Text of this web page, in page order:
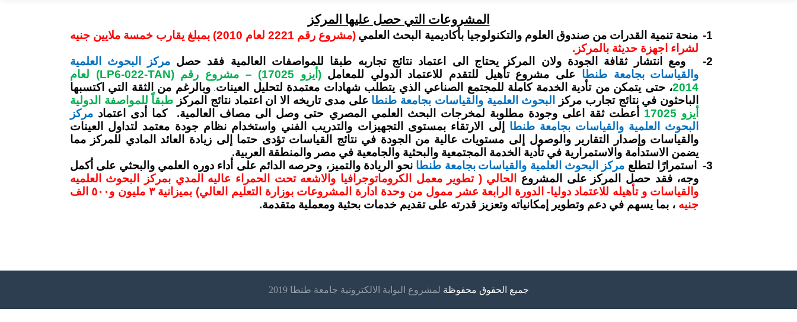
المشروعات التي حصل عليها المركز
1- منحة تنمية القدرات من صندوق العلوم والتكنولوجيا بأكاديمية البحث العلمي
(مشروع رقم 2221 لعام 2010) بمبلغ يقارب خمسة ملايين جنيه
لشراء اجهزة حديثة بالمركز.
2-
ومع انتشار ثقافة الجودة ولان المركز يحتاج الى اعتماد نتائج تجاربه طبقا للمواصفات العالمية فقد حصل مركز البحوث العلمية
والقياسات بجامعة طنطا على مشروع تأهيل للتقدم للاعتماد الدولي للمعامل (أيزو 17025) – مشروع رقم (LP6-022-TAN) لعام
2014، حتى يتمكن من تأدية الخدمة كاملة للمجتمع الصناعي الذي يتطلب شهادات معتمدة لتحليل العينات.وبالرغم من الثقة التي اكتسبها
الباحثون في نتائج تجارب مركز
البحوث العلمية والقياسات بجامعة طنطا على مدى تاريخه الا ان اعتماد نتائج المركز طبقاً للمواصفة الدولية
أيزو 17025
أعطت ثقة اعلى وجودة مطلوبة لمخرجات البحث العلمي المصري حتى وصل الى مصاف العالمية. كما أدى اعتمادمركز
البحوث العلمية والقياسات بجامعة طنطا إلى الارتقاء بمستوى التجهيزات والتدريب الفني واستخدام نظام جودة معتمد لتداول العينات
والقياسات وإصدار التقارير والوصول إلى مستويات عالية من الجودة في نتائج القياسات تؤدى حتما إلى زيادة العائد المادي للمركز مما
يضمن الاستدامة والاستمرارية في تأدية الخدمة المجتمعية والبحثية والجامعية في مصر والمنطقة العربية.
3-
استمرارًا لتطلع مركز البحوث العلمية والقياسات بجامعة طنطا نحو الريادة والتميز، وحرصه الدائم على أداء دوره العلمي والبحثي على أكمل
وجه، فقد حصل المركز على المشروع
الحالي ( تطوير معمل الكروماتوجرافيا والاشعه تحت الحمراء عاليه المدي بمركز البحوث العلميه
والقياسات و تأهيله للاعتماد دوليا-
الدورة الرابعة عشر ممول من وحدة ادارة المشروعات بوزارة التعليم العالي) بميزانية ٣ مليون و٥٠٠ الف
جنيه ، بما يسهم في دعم وتطوير إمكانياته وتعزيز قدرته على تقديم خدمات بحثية ومعملية متقدمة.
جميع الحقوق محفوظة لمشروع البوابة الالكترونية جامعة طنطا 2019